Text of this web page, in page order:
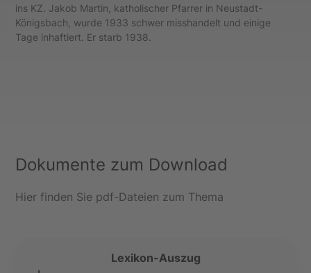
ins KZ. Jakob Martin, katholischer Pfarrer in Neustadt-
Königsbach, wurde 1933 schwer misshandelt und einige
Tage inhaftiert. Er starb 1938.
Dokumente zum Download
Hier finden Sie pdf-Dateien zum Thema
Lexikon-Auszug